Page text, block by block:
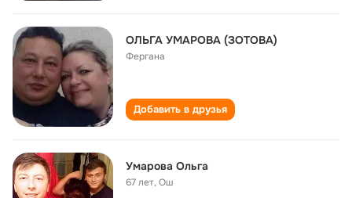
ОЛЬГА УМАРОВА (ЗОТОВА)
Фергана
Добавить в друзья
Умарова Ольга
67 лет,Ош